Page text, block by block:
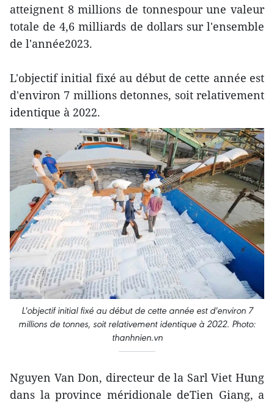
atteignent 8 millions de tonnespour une valeur
totale de 4,6 milliards de dollars sur l'ensemble
de l'année2023.
L'objectif initial fixé au début de cette année est
d'environ 7 millions detonnes, soit relativement
identique à 2022.
L'objectif initial fixé au début de cette année est d'environ 7
millions de tonnes, soit relativement identique à 2022. Photo:
thanhnien.vn
Nguyen Van Don, directeur de la Sarl Viet Hung
dans la province méridionale deTien Giang, a